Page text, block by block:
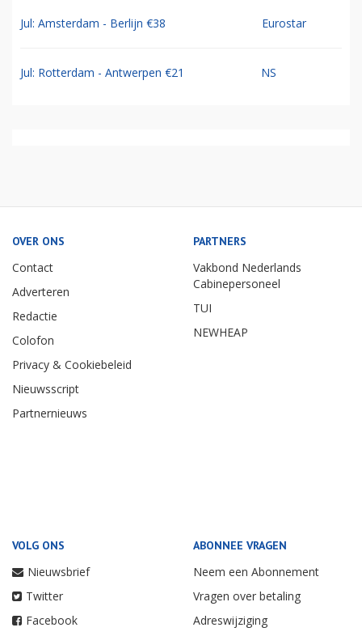
Jul: Amsterdam - Berlijn €38 Eurostar
Jul: Rotterdam - Antwerpen €21 NS
OVER ONS
Contact
Adverteren
Redactie
Colofon
Privacy & Cookiebeleid
Nieuwsscript
Partnernieuws
PARTNERS
Vakbond Nederlands
Cabinepersoneel
TUI
NEWHEAP
VOLG ONS
Nieuwsbrief
Twitter
Facebook
ABONNEE VRAGEN
Neem een Abonnement
Vragen over betaling
Adreswijziging